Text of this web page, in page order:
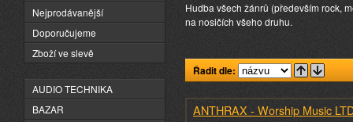
Hudba všech žánrů (především rock,
na nosičích všeho druhu.
Řadit dle:
ANTHRAX - Worship Music
Nejprodávanější
Doporučujeme
Zboží ve slevě
AUDIO TECHNIKA
BAZAR